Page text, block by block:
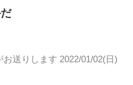
お送りします 2022/01/02(日)